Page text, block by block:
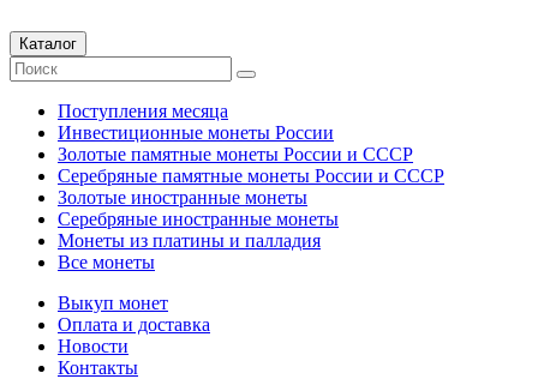
Каталог
Поступления месяца
Инвестиционные монеты России
Золотые памятные монеты России и СССР
Серебряные памятные монеты России и СССР
Золотые иностранные монеты
Серебряные иностранные монеты
Монеты из платины и палладия
Все монеты
Выкуп монет
Оплата и доставка
Новости
Контакты